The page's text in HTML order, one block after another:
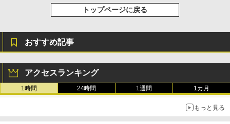
トップページに戻る
おすすめ記事
アクセスランキング
1時間 24時間 1週間 1カ月
もっと見る